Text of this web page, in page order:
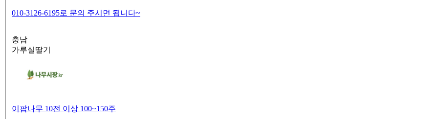
010-3126-6195로 문의 주시면 됩니다~
충남
가루실딸기
이팝나무 10전 이상 100~150주